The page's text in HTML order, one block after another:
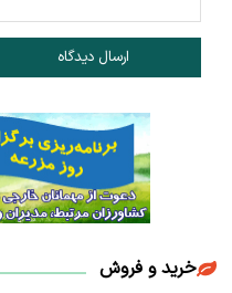
ارسال دیدگاه
خرید و فروش